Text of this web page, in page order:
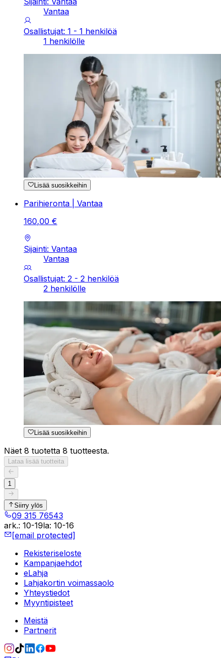
Vantaa
Osallistujat: 1 - 1 henkilöä
1 henkilölle
Lisää suosikkeihin
Parihieronta | Vantaa
160,00 €
Sijainti: Vantaa
Vantaa
Osallistujat: 2 - 2 henkilöä
2 henkilölle
Lisää suosikkeihin
Näet 8 tuotetta 8 tuotteesta.
Lataa lisää tuotteita
1
Siirry ylös
09 315 76543
ark.: 10-19la: 10-16
[email protected]
Rekisteriseloste
Kampanjaehdot
eLahja
Lahjakortin voimassaolo
Yhteystiedot
Myyntipisteet
Meistä
Partnerit